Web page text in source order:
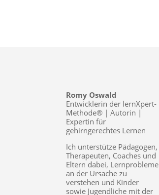
Romy Oswald
Entwicklerin der lernXpert-
Methode® | Autorin |
Expertin für
gehirngerechtes Lernen
Ich unterstütze Pädagogen,
Therapeuten, Coaches und
Eltern dabei, Lernprobleme
an der Ursache zu
verstehen und Kinder
sowie Jugendliche mit der